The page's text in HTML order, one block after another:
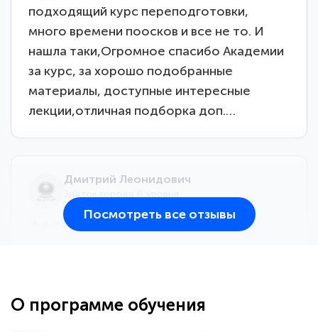
подходящий курс переподготовки,
много времени поосков и все не то. И
нашла таки,Огромное спасибо Академии
за курс, за хорошо подобранные
материалы, доступные интересные
лекции,отличная подборка доп.…
Дмитрий Леонидович
большое количество методических
Посмотреть все отзывы
О программе обучения